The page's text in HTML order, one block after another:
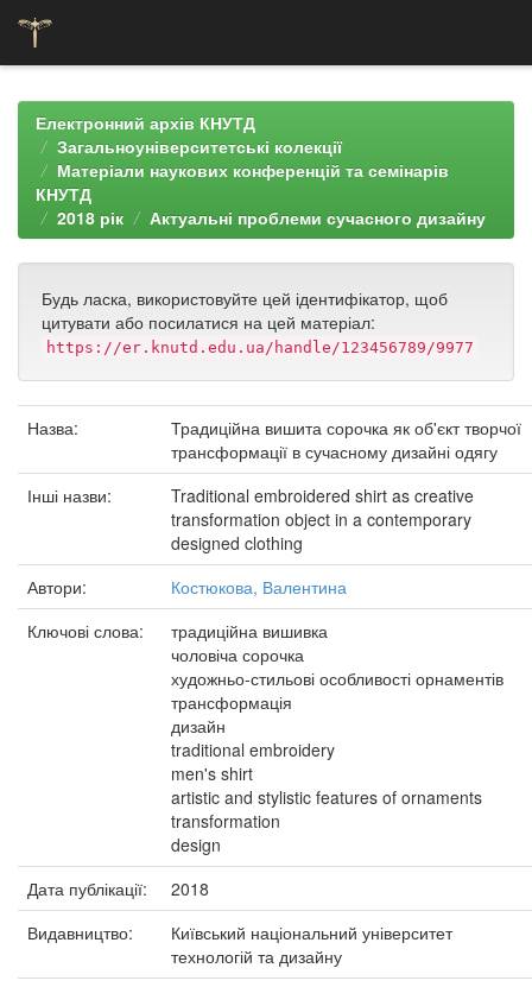
navigationЕлектронний архів КНУТД
Загальноуніверситетські колекції
Матеріали наукових конференцій та семінарів
КНУТД
2018 рік
Актуальні проблеми сучасного дизайну
Будь ласка, використовуйте цей ідентифікатор, щоб
цитувати або посилатися на цей матеріал:
https://er.knutd.edu.ua/handle/123456789/9977
Назва:
Традиційна вишита сорочка як об'єкт творчої
трансформації в сучасному дизайні одягу
Інші назви:
Traditional embroidered shirt as creative
transformation object in a contemporary
designed clothing
Автори:
Костюкова, Валентина
Ключові слова:
традиційна вишивка
чоловіча сорочка
художньо-стильові особливості орнаментів
трансформація
дизайн
traditional embroidery
men's shirt
artistic and stylistic features of ornaments
transformation
design
Дата публікації:
2018
Видавництво:
Київський національний університет
технологій та дизайну